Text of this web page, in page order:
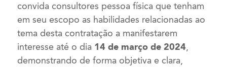
convida consultores pessoa física que tenham
em seu escopo as habilidades relacionadas ao
tema desta contratação a manifestarem
interesse até o dia 14 de março de 2024,
demonstrando de forma objetiva e clara,